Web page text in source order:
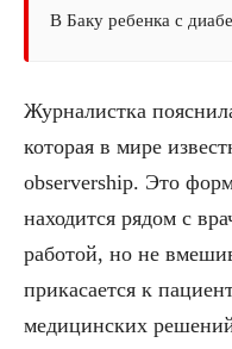
В Баку ребенка с
Журналистка
которая в мире
observership. Это
находится рядом с
работой, но не
прикасается к
медицинских